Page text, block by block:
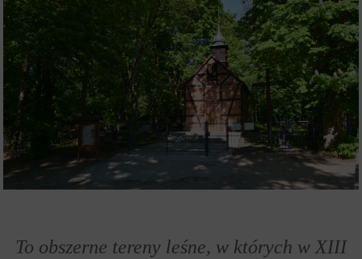
To obszerne tereny leśne, w których w XIII